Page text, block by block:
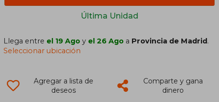
Última Unidad
Llega entre el 19 Ago y el 26 Ago a Provincia de Madrid.
Seleccionar ubicación
Agregar a lista de
deseos
Comparte y gana
dinero